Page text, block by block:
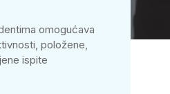
omogućava
položene,
ispite